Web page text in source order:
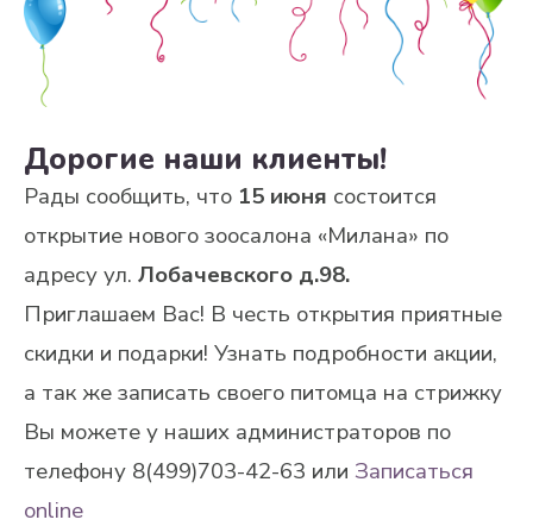
Дорогие наши клиенты!
Рады сообщить, что 15 июня состоится
открытие нового зоосалона «Милана» по
адресу ул. Лобачевского д.98.
Приглашаем Вас! В честь открытия приятные
скидки и подарки! Узнать подробности акции,
а так же записать своего питомца на стрижку
Вы можете у наших администраторов по
телефону 8(499)703-42-63 или Записаться
online